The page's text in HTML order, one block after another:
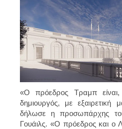
«Ο πρόεδρος Τραμπ
δημιουργός, με εξαιρετική
δήλωσε η προσωπάρχης
Γουάιλς. «Ο πρόεδρος και ο